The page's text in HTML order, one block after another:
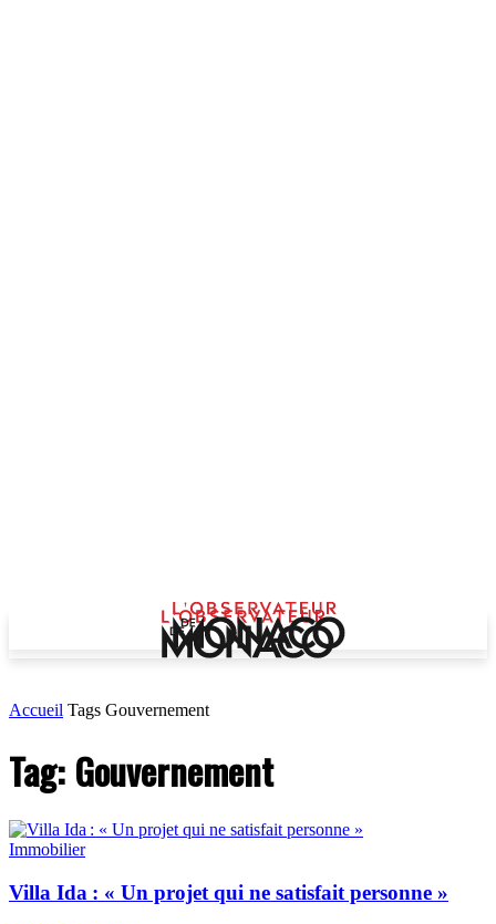
Accueil Tags Gouvernement
Tag: Gouvernement
Immobilier
Villa Ida : « Un projet qui ne satisfait personne »